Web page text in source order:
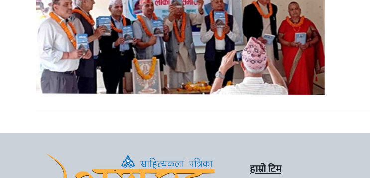
हाम्रो टिम